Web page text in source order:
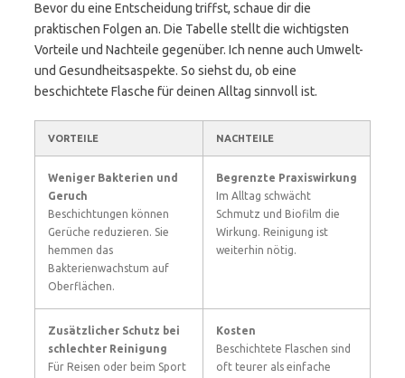
Bevor du eine Entscheidung triffst, schaue dir die
praktischen Folgen an. Die Tabelle stellt die wichtigsten
Vorteile und Nachteile gegenüber. Ich nenne auch Umwelt-
und Gesundheitsaspekte. So siehst du, ob eine
beschichtete Flasche für deinen Alltag sinnvoll ist.
VORTEILE NACHTEILE
Weniger Bakterien und
Geruch
Beschichtungen können
Gerüche reduzieren. Sie
hemmen das
Bakterienwachstum auf
Oberflächen.
Begrenzte Praxiswirkung
Im Alltag schwächt
Schmutz und Biofilm die
Wirkung. Reinigung ist
weiterhin nötig.
Zusätzlicher Schutz bei
schlechter Reinigung
Für Reisen oder beim Sport
Kosten
Beschichtete Flaschen sind
oft teurer als einfache